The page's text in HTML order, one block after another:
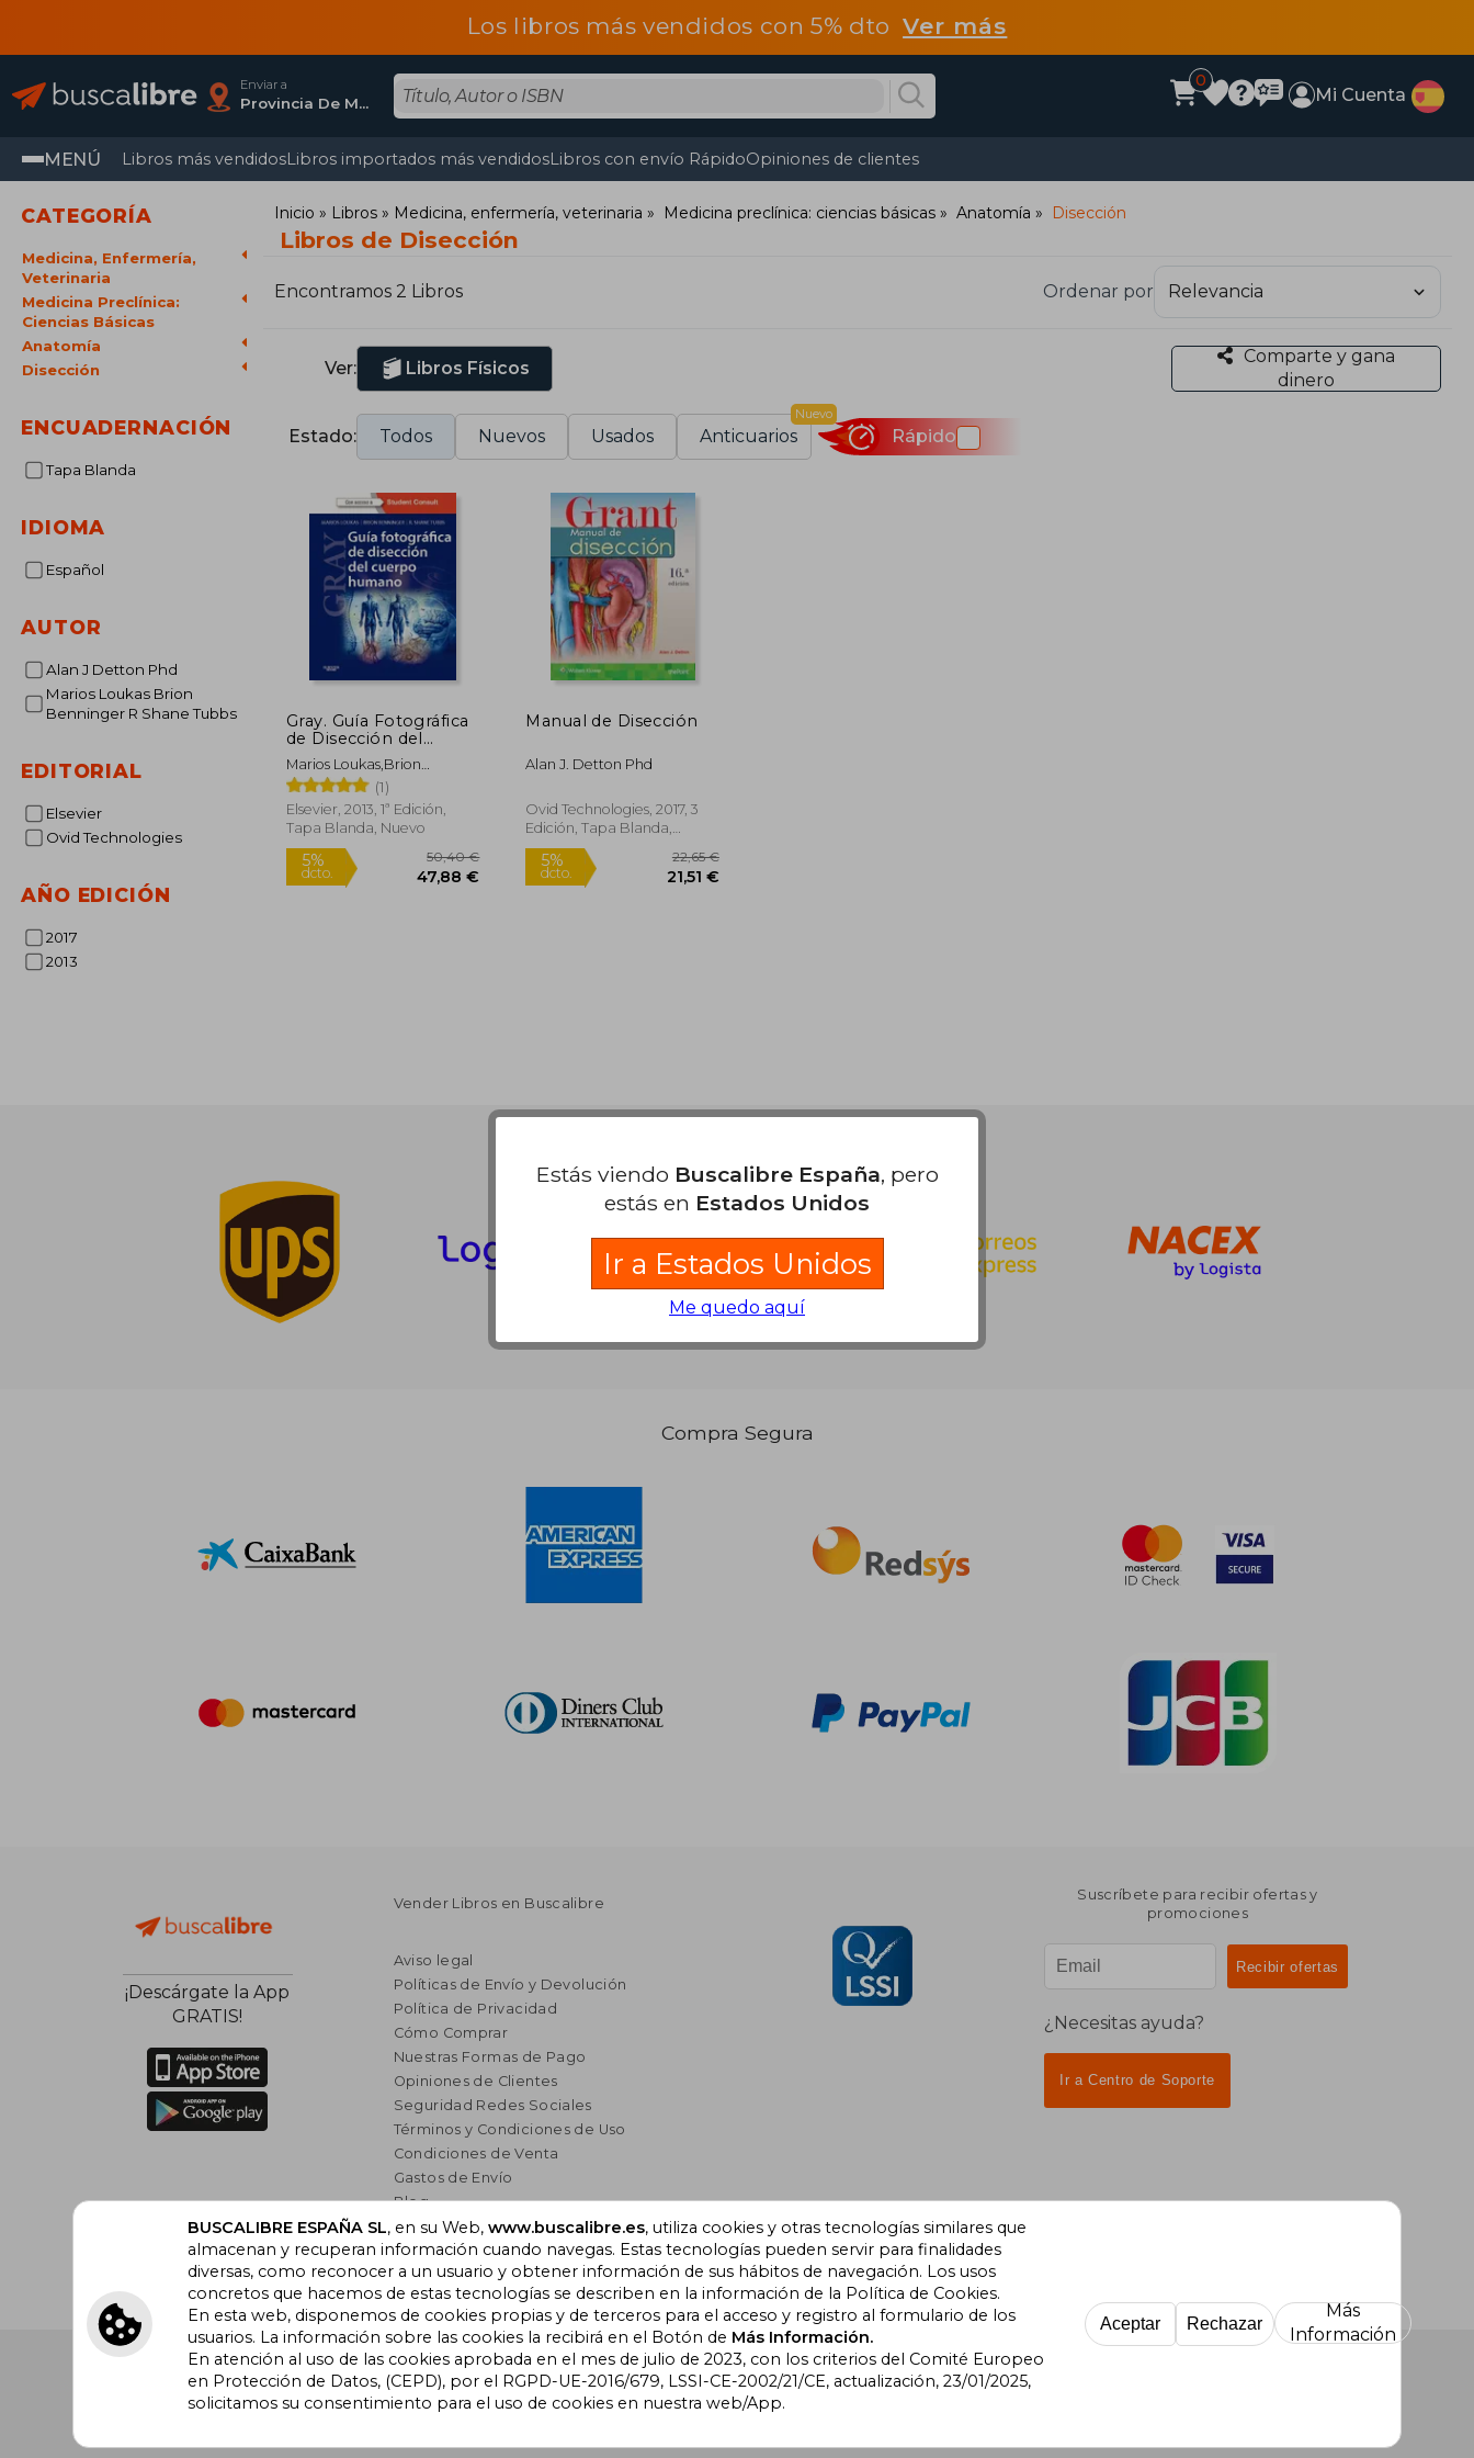
Los libros más vendidos con 5% dtoVer más
Enviar a
Provincia De Madrid
0
Mi Cuenta
MENÚ Libros más vendidosLibros importados más vendidosLibros con envío RápidoOpiniones de clientes
CATEGORÍA
Medicina, Enfermería,
Veterinaria
Medicina Preclínica:
Ciencias Básicas
Anatomía
Disección
ENCUADERNACIÓN
Tapa Blanda
IDIOMA
Español
AUTOR
Alan J Detton Phd
Marios Loukas Brion
Benninger R Shane Tubbs
EDITORIAL
Elsevier
Ovid Technologies
AÑO EDICIÓN
2017
2013
Inicio Libros Medicina, enfermería, veterinaria Medicina preclínica: ciencias básicas Anatomía Disección
Libros de Disección
Encontramos 2 Libros Ordenar por
Ver: Libros Físicos
Comparte y gana
dinero
Estado: Todos Nuevos Usados Anticuarios
Nuevo
Rápido
Gray. Guía Fotográfica
de Disección del
Cuerpo Humano (+
Studentconsult)
Marios Loukas,Brion
Benninger,R. Shane Tubbs
(1)
Elsevier, 2013, 1ª Edición,
Tapa Blanda, Nuevo
Manual de Disección
Alan J. Detton Phd
Ovid Technologies, 2017, 3
Edición, Tapa Blanda,
Nuevo
Compra Segura
¡Descárgate la App
GRATIS!
Vender Libros en Buscalibre
Aviso legal
Políticas de Envío y Devolución
Política de Privacidad
Cómo Comprar
Nuestras Formas de Pago
Opiniones de Clientes
Seguridad Redes Sociales
Términos y Condiciones de Uso
Condiciones de Venta
Gastos de Envío
Blog
Lista de autores
Incentivo a la Lectura
Libros Recomendados
Suscríbete para recibir ofertas y
promociones
¿Necesitas ayuda?
Ir a Centro de Soporte
Buscalibre España. Calle Energía, 65, Nave 3 (08940), Cornellà de Llobregat,
Barcelona. Derechos Reservados.
Buscalibre Colombia Buscalibre Ecuador Buscalibre España
Estás viendo Buscalibre España, pero
estás en Estados Unidos
Ir a Estados Unidos
Me quedo aquí
BUSCALIBRE ESPAÑA SL, en su Web, www.buscalibre.es, utiliza cookies y otras tecnologías similares que
almacenan y recuperan información cuando navegas. Estas tecnologías pueden servir para finalidades
diversas, como reconocer a un usuario y obtener información de sus hábitos de navegación. Los usos
concretos que hacemos de estas tecnologías se describen en la información de la Política de Cookies.
En esta web, disponemos de cookies propias y de terceros para el acceso y registro al formulario de los
usuarios. La información sobre las cookies la recibirá en el Botón de Más Información.
En atención al uso de las cookies aprobada en el mes de julio de 2023, con los criterios del Comité Europeo
en Protección de Datos, (CEPD), por el RGPD-UE-2016/679, LSSI-CE-2002/21/CE, actualización, 23/01/2025,
solicitamos su consentimiento para el uso de cookies en nuestra web/App.
Aceptar Rechazar
Más
Información